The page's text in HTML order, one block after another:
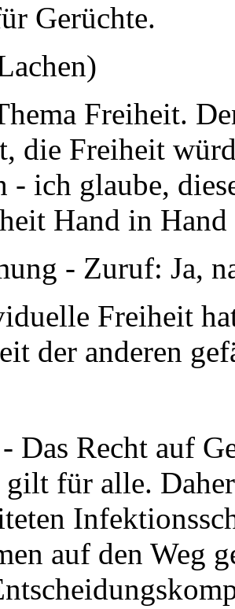
Gerüchte.
Freiheit.
die Freiheit
- ich glaube,
Hand in
- Zuruf: Ja,
Freiheit
der anderen
Das Recht auf
gilt für alle.
auf den Weg